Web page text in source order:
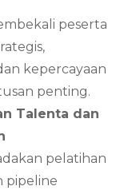
peserta
kepercayaan
penting.
Talenta dan
pelatihan
pipeline